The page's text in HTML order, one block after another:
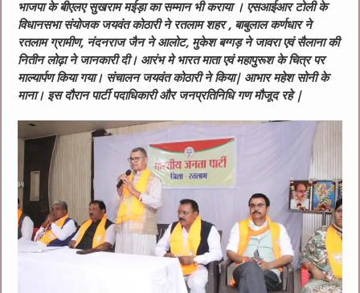
भाजपा के बीएलए सुखराम मईड़ा का सम्मान भी कराया । एसआईआर टोली के
विधानसभा संयोजक जयवंत कोठारी ने रतलाम शहर , बाबुलाल कर्णधार ने
रतलाम ग्रामीण, नंदनराज जैन ने आलोट, मुकेश बग्गड़ ने जावरा एवं सैलाना की
नितीन लोढ़ा ने जानकारी दी। आरंभ मे भारत माता एवं महापुरूश के चित्र पर
माल्यार्पण किया गया। संचालन जयवंत कोठारी ने किया| आभार महेश सोनी के
माना। इस दौरान पार्टी पदाधिकारी और जनप्रतिनिधि गण मौजूद रहे |